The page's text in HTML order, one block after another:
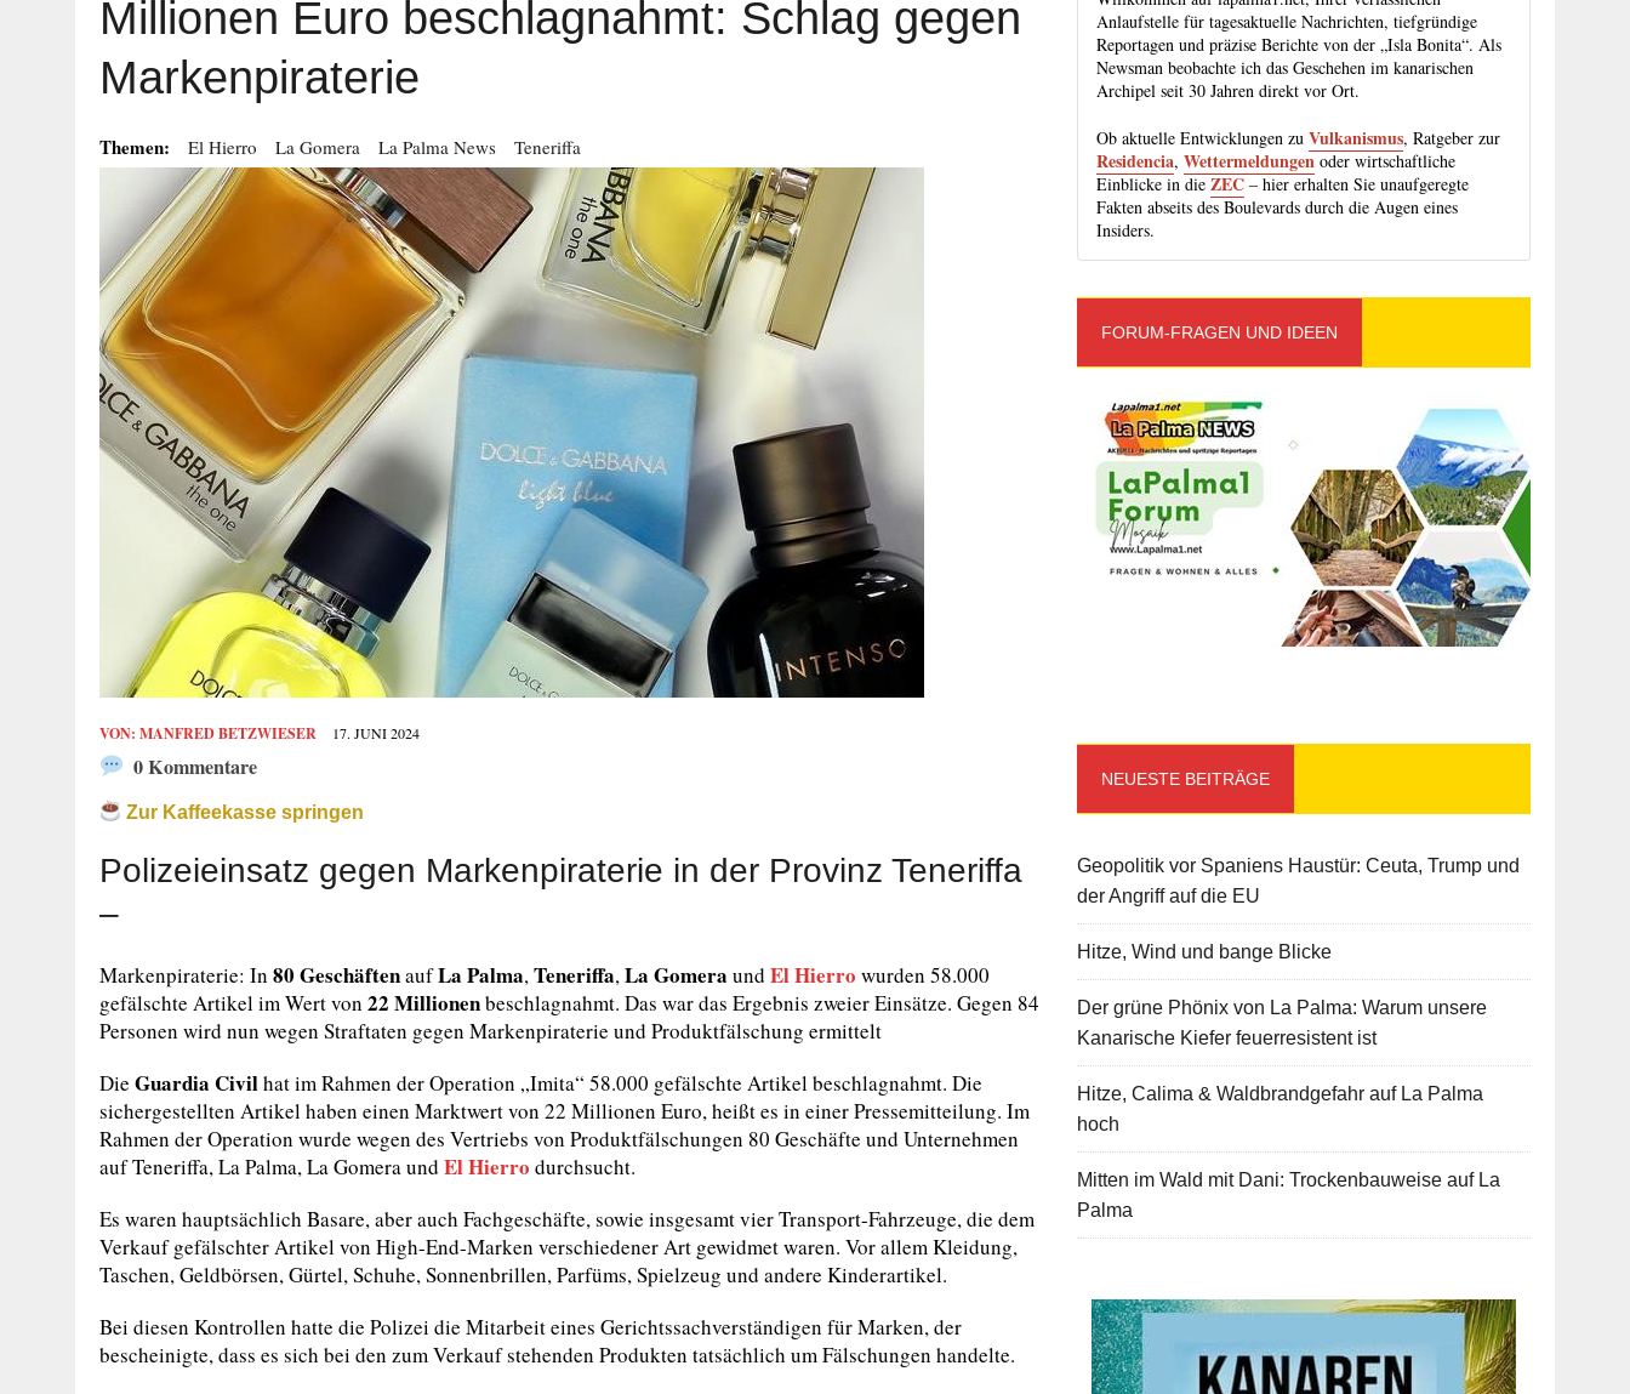
Millionen Euro beschlagnahmt: Schlag gegen
Markenpiraterie
Themen: El Hierro La Gomera La Palma News Teneriffa
VON: MANFRED BETZWIESER 17. JUNI 2024
0 Kommentare
Zur Kaffeekasse springen
Polizeieinsatz gegen Markenpiraterie in der Provinz Teneriffa
–
Markenpiraterie: In 80 GeschäftenaufLa Palma,Teneriffa,La Gomera und El Hierro wurden 58.000
gefälschte Artikel im Wert von 22 Millionenbeschlagnahmt. Das war das Ergebnis zweier Einsätze. Gegen 84
Personen wird nun wegen Straftaten gegen Markenpiraterie und Produktfälschung ermittelt
Die Guardia Civilhat im Rahmen der Operation „Imita“ 58.000 gefälschte Artikel beschlagnahmt. Die
sichergestellten Artikel haben einen Marktwert von 22 Millionen Euro, heißt es in einer Pressemitteilung. Im
Rahmen der Operation wurde wegen des Vertriebs von Produktfälschungen 80 Geschäfte und Unternehmen
auf Teneriffa, La Palma, La Gomera und El Hierro durchsucht.
Es waren hauptsächlich Basare, aber auch Fachgeschäfte, sowie insgesamt vier Transport-Fahrzeuge, die dem
Verkauf gefälschter Artikel von High-End-Marken verschiedener Art gewidmet waren. Vor allem Kleidung,
Taschen, Geldbörsen, Gürtel, Schuhe, Sonnenbrillen, Parfüms, Spielzeug und andere Kinderartikel.
Bei diesen Kontrollen hatte die Polizei die Mitarbeit eines Gerichtssachverständigen für Marken, der
bescheinigte, dass es sich bei den zum Verkauf stehenden Produkten tatsächlich um Fälschungen handelte.
Anlaufstelle für tagesaktuelle Nachrichten, tiefgründige
Reportagen und präzise Berichte von der „Isla Bonita“. Als
Newsman beobachte ich das Geschehen im kanarischen
Archipel seit 30 Jahren direkt vor Ort.
Ob aktuelle Entwicklungen zuVulkanismus, Ratgeber zur
Residencia,Wettermeldungen oder wirtschaftliche
Einblicke in dieZEC – hier erhalten Sie unaufgeregte
Fakten abseits des Boulevards durch die Augen eines
Insiders.
FORUM-FRAGEN UND IDEEN
NEUESTE BEITRÄGE
Geopolitik vor Spaniens Haustür: Ceuta, Trump und
der Angriff auf die EU
Hitze, Wind und bange Blicke
Der grüne Phönix von La Palma: Warum unsere
Kanarische Kiefer feuerresistent ist
Hitze, Calima & Waldbrandgefahr auf La Palma
hoch
Mitten im Wald mit Dani: Trockenbauweise auf La
Palma